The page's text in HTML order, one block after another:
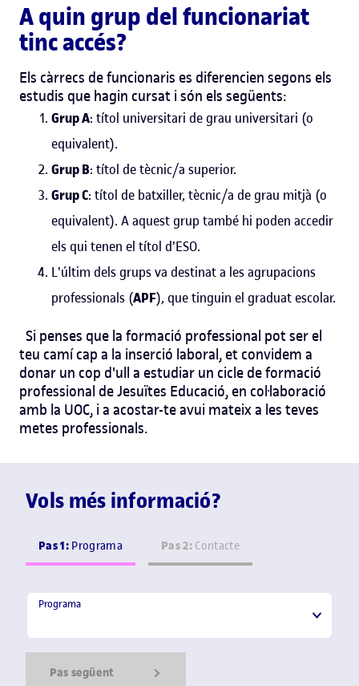
A quin grup del funcionariat
tinc accés?
Els càrrecs de funcionaris es diferencien segons els
estudis que hagin cursat i són els següents:
Grup A: títol universitari de grau universitari (o
equivalent).
Grup B: títol de tècnic/a superior.
Grup C: títol de batxiller, tècnic/a de grau mitjà (o
equivalent). A aquest grup també hi poden accedir
els qui tenen el títol d'ESO.
L'últim dels grups va destinat a les agrupacions
professionals (APF), que tinguin el graduat escolar.
Si penses que la formació professional pot ser el
teu camí cap a la inserció laboral, et convidem a
donar un cop d'ull a estudiar un cicle de formació
professional deJesuïtes Educació, en col·laboració
amb la UOC, i a acostar-te avui mateix a les teves
metes professionals.
Vols més informació?
Pas 1:Programa Pas 2:Contacte
Programa
Programa
Pas següent